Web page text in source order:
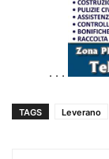
. . .
TAGS Leverano